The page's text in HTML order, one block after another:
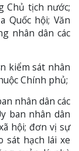
Chủ tịch nước;
Quốc hội; Văn
nhân dân các
kiểm sát nhân
Chính phủ;
nhân dân các
ban nhân dân
hội; đơn vị sự
sát hạch lái xe